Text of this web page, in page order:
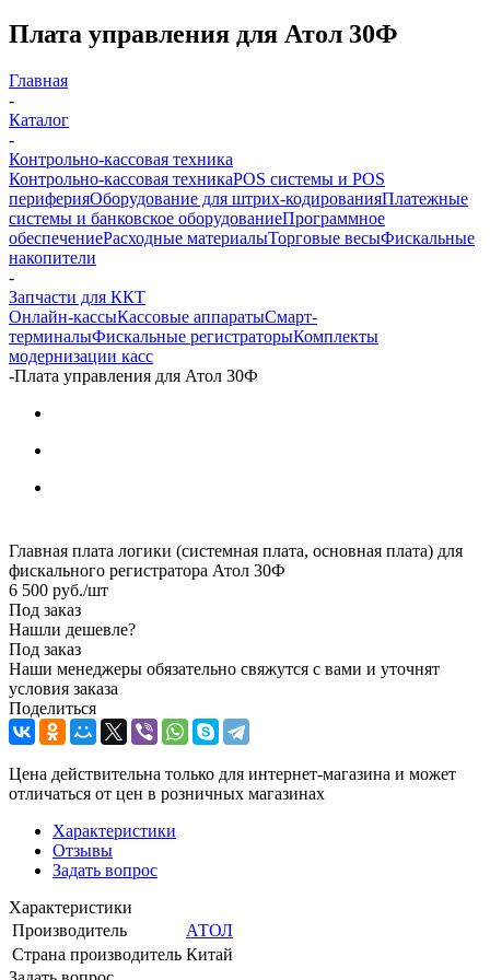
Плата управления для Атол 30Ф
Главная
-
Каталог
-
Контрольно-кассовая техника
Контрольно-кассовая техникаPOS системы и POS
периферияОборудование для штрих-кодированияПлатежные
системы и банковское оборудованиеПрограммное
обеспечениеРасходные материалыТорговые весыФискальные
накопители
-
Запчасти для ККТ
Онлайн-кассыКассовые аппаратыСмарт-
терминалыФискальные регистраторыКомплекты
модернизации касс
-Плата управления для Атол 30Ф
Главная плата логики (системная плата, основная плата) для
фискального регистратора Атол 30Ф
6 500 руб./шт
Под заказ
Нашли дешевле?
Под заказ
Наши менеджеры обязательно свяжутся с вами и уточнят
условия заказа
Поделиться
Цена действительна только для интернет-магазина и может
отличаться от цен в розничных магазинах
Характеристики
Отзывы
Задать вопрос
Характеристики
Производитель
АТОЛ
Страна производитель Китай